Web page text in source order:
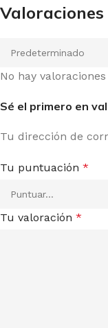
Valoraciones
No hay
Sé el primero en
Tu dirección de
Tu puntuación *
Tu valoración *